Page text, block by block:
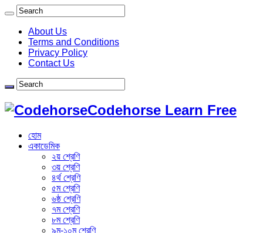
About Us
Terms and Conditions
Privacy Policy
Contact Us
Codehorse Learn Free
হোম
একাডেমিক
২য় শ্রেণি
৩য় শ্রেণি
৪র্থ শ্রেণি
৫ম শ্রেণি
৬ষ্ঠ শ্রেণি
৭ম শ্রেণি
৮ম শ্রেণি
৯ম-১০ম শ্রেণি